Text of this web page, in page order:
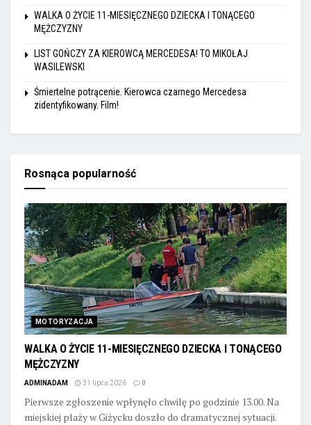
WALKA O ŻYCIE 11-MIESIĘCZNEGO DZIECKA I TONĄCEGO
MĘŻCZYZNY
LIST GOŃCZY ZA KIEROWCĄ MERCEDESA! TO MIKOŁAJ
WASILEWSKI
Śmiertelne potrącenie. Kierowca czarnego Mercedesa
zidentyfikowany. Film!
Rosnąca popularność
MOTORYZACJA
WALKA O ŻYCIE 11-MIESIĘCZNEGO DZIECKA I TONĄCEGO
MĘŻCZYZNY
ADMINADAM 31 lipca 2026 0
Pierwsze zgłoszenie wpłynęło chwilę po godzinie 13.00. Na
miejskiej plaży w Giżycku doszło do dramatycznej sytuacji.